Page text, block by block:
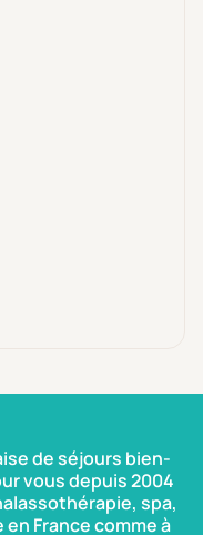
de séjours bien-
vous depuis 2004
spa,
France comme à